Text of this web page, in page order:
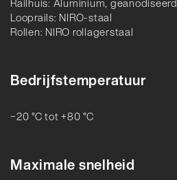
Looprails: NIRO-staal
Rollen: NIRO rollagerstaal
Bedrijfstemperatuur
−20 °C tot +80 °C
Maximale snelheid